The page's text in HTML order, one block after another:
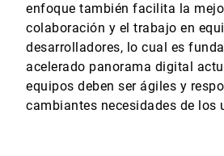
enfoque también facilita la
colaboración y el trabajo en
desarrolladores, lo cual es
acelerado panorama digital
equipos deben ser ágiles y
cambiantes necesidades de los